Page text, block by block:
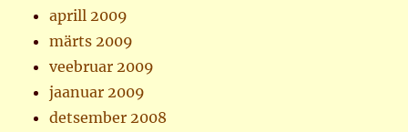
aprill 2009
märts 2009
veebruar 2009
jaanuar 2009
detsember 2008